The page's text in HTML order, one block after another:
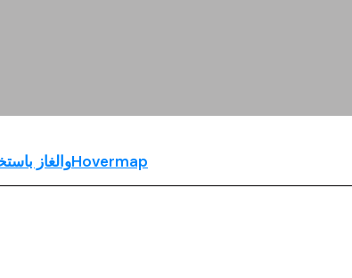
مسح منصة حفرHovermap والغاز باستخدام تقنيةHovermap